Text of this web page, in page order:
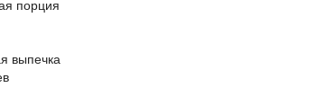
порция
выпечка